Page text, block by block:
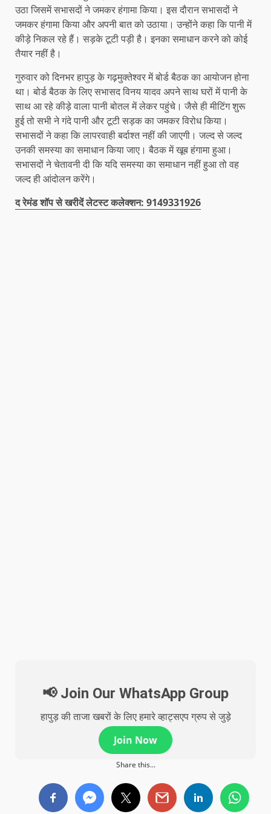
उठा जिसमें सभासदों ने जमकर हंगामा किया। इस दौरान सभासदों ने
जमकर हंगामा किया और अपनी बात को उठाया। उन्होंने कहा कि पानी में
कीड़े निकल रहे हैं। सड़के टूटी पड़ी है। इनका समाधान करने को कोई
तैयार नहीं है।
गुरुवार को दिनभर हापुड़ के गढ़मुक्तेश्वर में बोर्ड बैठक का आयोजन होना
था। बोर्ड बैठक के लिए सभासद विनय यादव अपने साथ घरों में पानी के
साथ आ रहे कीड़े वाला पानी बोतल में लेकर पहुंचे। जैसे ही मीटिंग शुरू
हुई तो सभी ने गंदे पानी और टूटी सड़क का जमकर विरोध किया।
सभासदों ने कहा कि लापरवाही बर्दाश्त नहीं की जाएगी। जल्द से जल्द
उनकी समस्या का समाधान किया जाए। बैठक में खूब हंगामा हुआ।
सभासदों ने चेतावनी दी कि यदि समस्या का समाधान नहीं हुआ तो वह
जल्द ही आंदोलन करेंगे।
द रेमंड शॉप से खरीदें लेटस्ट कलेक्शन: 9149331926
📢 Join Our WhatsApp Group
हापुड़ की ताजा खबरों के लिए हमारे व्हाट्सएप ग्रुप से जुड़े
Join Now
Share this...